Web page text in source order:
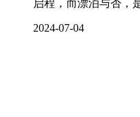
启程，而漂泊与否，
2024-07-04